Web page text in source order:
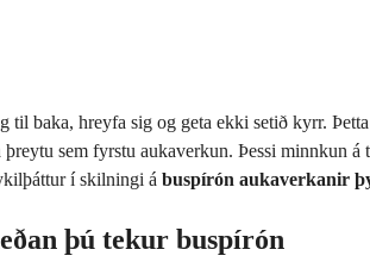
baka, hreyfa sig og geta ekki setið kyrr.
sem fyrstu aukaverkun. Þessi minnkun
í skilningi á buspírón aukaverkanir
þú tekur buspírón